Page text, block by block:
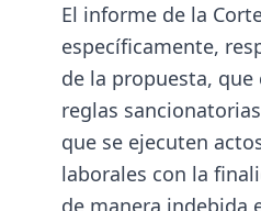
El informe de la
específicamente,
de la propuesta, que
reglas
que se ejecuten
laborales con la
de manera indebida